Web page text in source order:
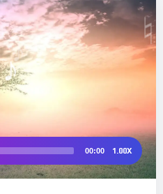
♯ ♬
♫
♮
00:00 1.00X